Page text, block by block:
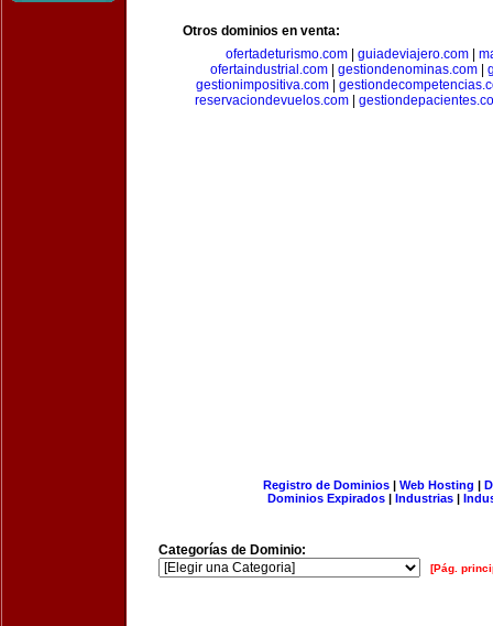
Otros dominios en venta:
ofertadeturismo.com| guiadeviajero.com|
ofertaindustrial.com| gestiondenominas.com|
gestionimpositiva.com
reservaciondevuelos.com
Registro de Dominios| Web Hosting |
Dominios Expirados | Industrias |
Categorías de Dominio:
[Pág.